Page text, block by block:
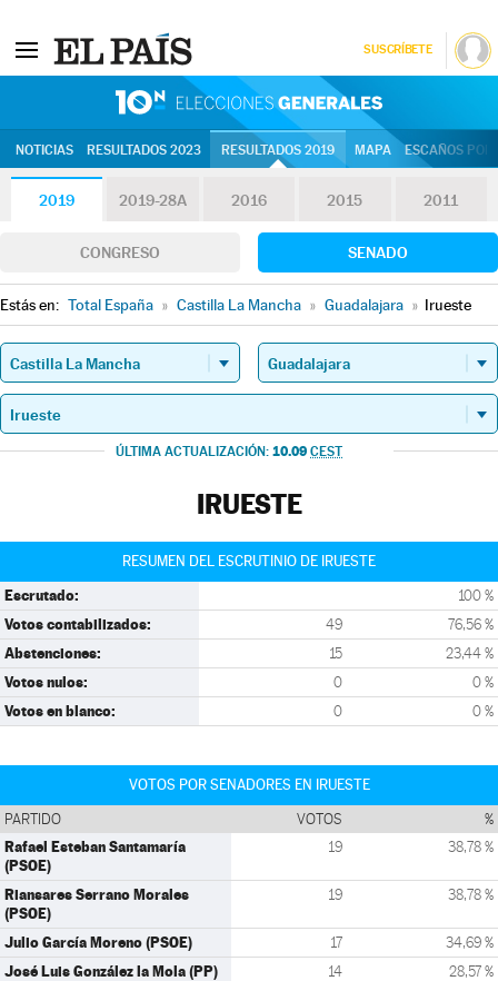
SUSCRÍBETE
NOTICIAS RESULTADOS 2023 RESULTADOS 2019 MAPA ESCAÑOS
2019 2019-28A 2016 2015 2011
CONGRESO SENADO
Estás en: Total España » Castilla La Mancha » Guadalajara » Irueste
ÚLTIMA ACTUALIZACIÓN: 10.09 CEST
IRUESTE
RESUMEN DEL ESCRUTINIO DE IRUESTE
Escrutado: 100 %
Votos contabilizados: 49 76,56 %
Abstenciones: 15 23,44 %
Votos nulos: 0 0 %
Votos en blanco: 0 0 %
VOTOS POR SENADORES EN IRUESTE
PARTIDO VOTOS %
Rafael Esteban Santamaría
(PSOE)
19 38,78 %
Riansares Serrano Morales
(PSOE)
19 38,78 %
Julio García Moreno (PSOE) 17 34,69 %
José Luis González la Mola (PP) 14 28,57 %